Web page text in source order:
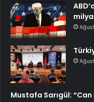
Mustafa Sarıgül: